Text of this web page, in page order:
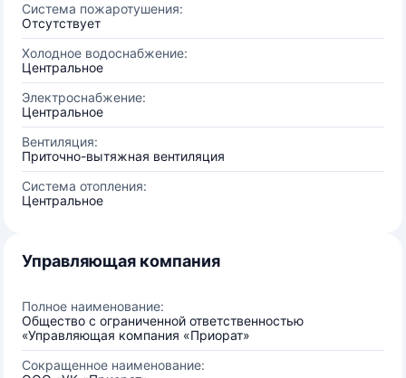
Система пожаротушения:
Отсутствует
Холодное водоснабжение:
Центральное
Электроснабжение:
Центральное
Вентиляция:
Приточно-вытяжная вентиляция
Система отопления:
Центральное
Управляющая компания
Полное наименование:
Общество с ограниченной ответственностью
«Управляющая компания «Приорат»
Сокращенное наименование: